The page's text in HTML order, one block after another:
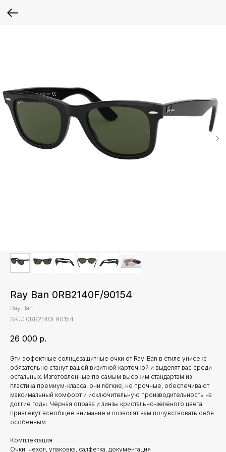
Ray Ban 0RB2140F/90154
Ray Ban
SKU: 0RB2140F90154
26 000 р.
Эти эффектные солнцезащитные очки от Ray-Ban в стиле унисекс
обязательно станут вашей визитной карточкой и выделят вас среди
остальных. Изготовленные по самым высоким стандартам из
пластика премиум-класса, они лёгкие, но прочные, обеспечивают
максимальный комфорт и исключительную производительность на
долгие годы. Чёрная оправа и линзы кристально-зелёного цвета
привлекут всеобщее внимание и позволят вам почувствовать себя
особенным.
Комплектация
Очки, чехол, упаковка, салфетка, документация